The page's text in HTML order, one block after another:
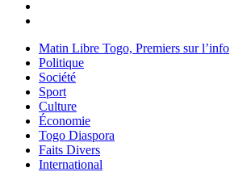
Matin Libre Togo, Premiers sur l’info
Politique
Société
Sport
Culture
Économie
Togo Diaspora
Faits Divers
International